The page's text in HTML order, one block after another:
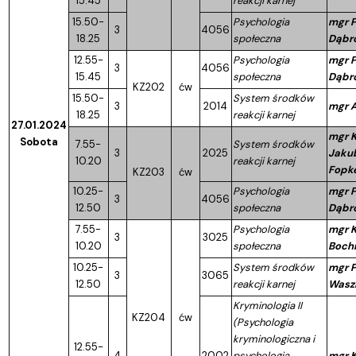
27.01.2024
Sobota
15.50-
18.25
3 4056
Psychologia
społeczna
mgr
12.55-
15.45
3
KZ202
ćw
4056
Psychologia
społeczna
mgr
15.50-
18.25
3 2014
System środków
reakcji karnej
mgr
7.55-
10.20
3
KZ203
ćw
2025
System środków
reakcji karnej
mgr
10.25-
12.50
3 4056
Psychologia
społeczna
mgr
7.55-
10.20
3
KZ204 ćw
3025
Psychologia
społeczna
mgr
10.25-
12.50
3 3065
System środków
reakcji karnej
mgr
12.55-
Kryminologia II
(Psychologia
kryminologiczna i